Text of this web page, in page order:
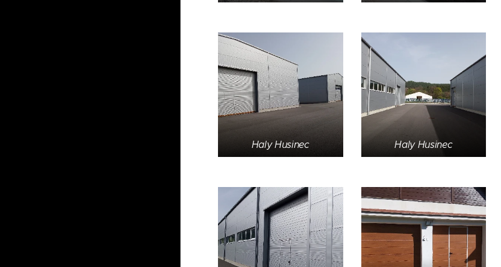
Haly Husinec Haly Husinec